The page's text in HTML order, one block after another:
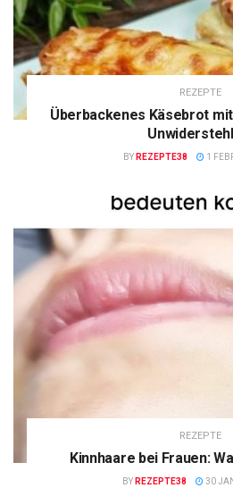
REZEPTE
Überbackenes Käsebrot
BY REZEPTE38 1
REZEPTE
Kinnhaare bei Frauen:
BY REZEPTE38 30